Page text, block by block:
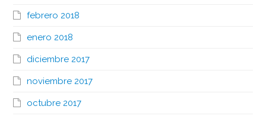
febrero 2018
enero 2018
diciembre 2017
noviembre 2017
octubre 2017